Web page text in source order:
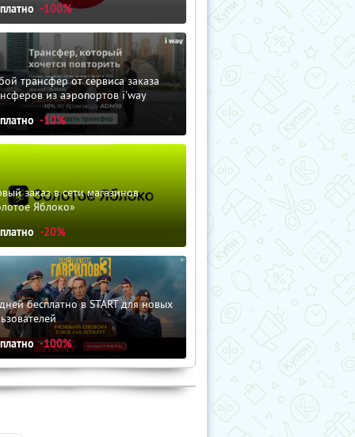
-100%
трансфер от сервиса заказа
из аэропортов i'way
-10%
заказ в сети магазинов
Яблоко»
-20%
бесплатно в START для новых
-100%